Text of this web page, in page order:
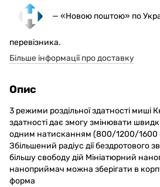
— «Новою поштою» по
перевізника.
Більше інформації про доставку
Опис
3 режими роздільної здатності миші
здатності дає змогу змінювати
одним натисканням (800/1200/1600
Збільшений радіус дії бездротового
більшу свободу дій Мініатюрний
наноприймач можна зберігати в
форма